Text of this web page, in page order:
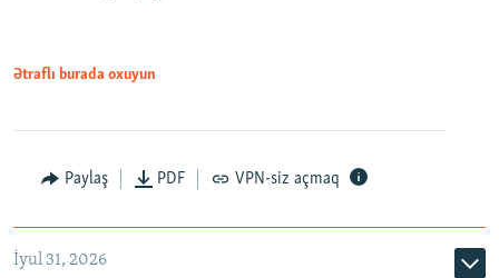
Ətraflı burada oxuyun
Paylaş PDF VPN-siz açmaq
İyul 31, 2026